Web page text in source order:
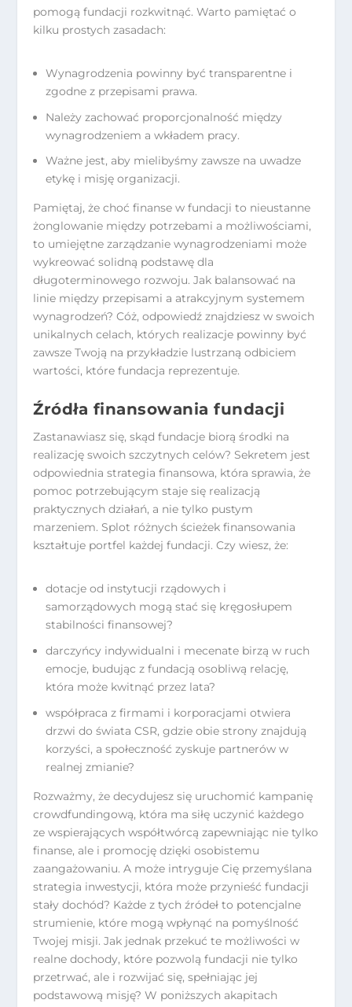
pomogą fundacji rozkwitnąć. Warto pamiętać o
kilku prostych zasadach:
Wynagrodzenia powinny być transparentne i
zgodne z przepisami prawa.
Należy zachować proporcjonalność między
wynagrodzeniem a wkładem pracy.
Ważne jest, aby mielibyśmy zawsze na uwadze
etykę i misję organizacji.
Pamiętaj, że choć finanse w fundacji to nieustanne
żonglowanie między potrzebami a możliwościami,
to umiejętne zarządzanie wynagrodzeniami może
wykreować solidną podstawę dla
długoterminowego rozwoju. Jak balansować na
linie między przepisami a atrakcyjnym systemem
wynagrodzeń? Cóż, odpowiedź znajdziesz w swoich
unikalnych celach, których realizacje powinny być
zawsze Twoją na przykładzie lustrzaną odbiciem
wartości, które fundacja reprezentuje.
Źródła finansowania fundacji
Zastanawiasz się, skąd fundacje biorą środki na
realizację swoich szczytnych celów? Sekretem jest
odpowiednia strategia finansowa, która sprawia, że
pomoc potrzebującym staje się realizacją
praktycznych działań, a nie tylko pustym
marzeniem. Splot różnych ścieżek finansowania
kształtuje portfel każdej fundacji. Czy wiesz, że:
dotacje od instytucji rządowych i
samorządowych mogą stać się kręgosłupem
stabilności finansowej?
darczyńcy indywidualni i mecenate birzą w ruch
emocje, budując z fundacją osobliwą relację,
która może kwitnąć przez lata?
współpraca z firmami i korporacjami otwiera
drzwi do świata CSR, gdzie obie strony znajdują
korzyści, a społeczność zyskuje partnerów w
realnej zmianie?
Rozważmy, że decydujesz się uruchomić kampanię
crowdfundingową, która ma siłę uczynić każdego
ze wspierających współtwórcą zapewniając nie tylko
finanse, ale i promocję dzięki osobistemu
zaangażowaniu. A może intryguje Cię przemyślana
strategia inwestycji, która może przynieść fundacji
stały dochód? Każde z tych źródeł to potencjalne
strumienie, które mogą wpłynąć na pomyślność
Twojej misji. Jak jednak przekuć te możliwości w
realne dochody, które pozwolą fundacji nie tylko
przetrwać, ale i rozwijać się, spełniając jej
podstawową misję? W poniższych akapitach